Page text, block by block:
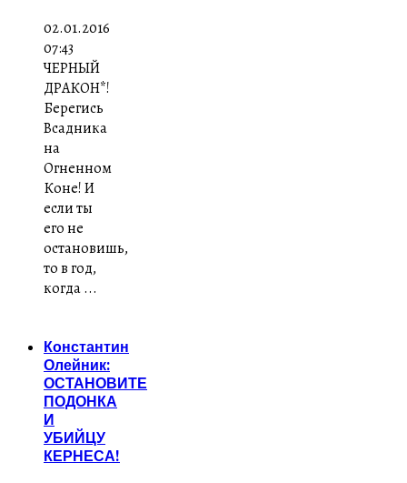
02.01.2016
07:43
ЧЕРНЫЙ
ДРАКОН*!
Берегись
Всадника
на
Огненном
Коне! И
если ты
его не
остановишь,
то в год,
когда ...
Константин
Олейник:
ОСТАНОВИТЕ
ПОДОНКА
И
УБИЙЦУ
КЕРНЕСА!